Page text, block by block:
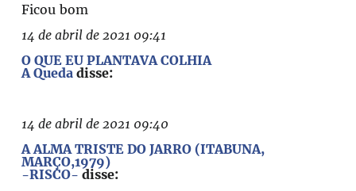
Ficou bom
14 de abril de 2021 09:41
O QUE EU PLANTAVA COLHIA
A Queda disse:
14 de abril de 2021 09:40
A ALMA TRISTE DO JARRO (ITABUNA,
MARÇO,1979)
-RISCO- disse: